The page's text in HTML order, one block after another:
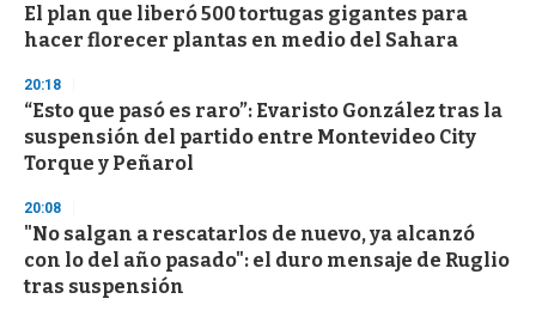
El plan que liberó 500 tortugas gigantes para
hacer florecer plantas en medio del Sahara
20:18
“Esto que pasó es raro”: Evaristo González tras la
suspensión del partido entre Montevideo City
Torque y Peñarol
20:08
"No salgan a rescatarlos de nuevo, ya alcanzó
con lo del año pasado": el duro mensaje de Ruglio
tras suspensión